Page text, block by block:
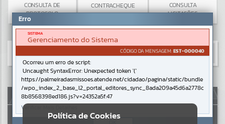
CONSULTA DE
PROTOCOLO
CONTRACHEQUE
CONSULTA
LICITAÇÕES
Resultados para""
Portais
AUTOATENDIMENTO
Política de Cookies
Erro
SISTEMA
Gerenciamento do Sistema
CÓDIGO DA MENSAGEM:EST-000040
Ocorreu um erro de script:
Uncaught SyntaxError: Unexpected token '('
https://palmeiradasmissoes.atende.net/cidadao/pagina/static/bundle
/wpo_index_2_base_l2_portal_editores_sync_8ada209a45d6a2778c
8b8568398ed186.js?v=24352a5f:47
Verificar Mais Detalhes